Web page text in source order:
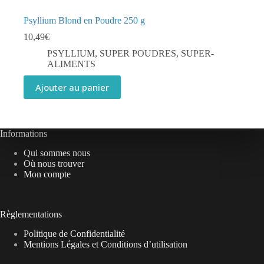
Psyllium Blond en Poudre 250 g
10,49€
PSYLLIUM, SUPER POUDRES, SUPER-
ALIMENTS
Ajouter au panier
Informations
Qui sommes nous
Où nous trouver
Mon compte
Règlementations
Politique de Confidentialité
Mentions Légales et Conditions d’utilisation